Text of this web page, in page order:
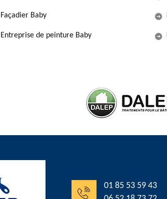
Façadier Baby
Entreprise de peinture Baby
01 85 53 59 43